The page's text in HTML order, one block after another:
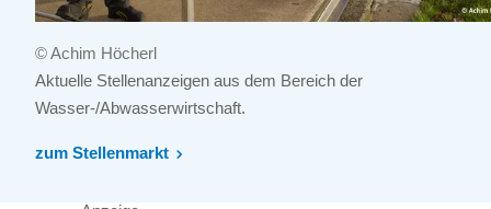
© Achim Höcherl
Aktuelle Stellenanzeigen aus dem Bereich der
Wasser-/Abwasserwirtschaft.
zum Stellenmarkt